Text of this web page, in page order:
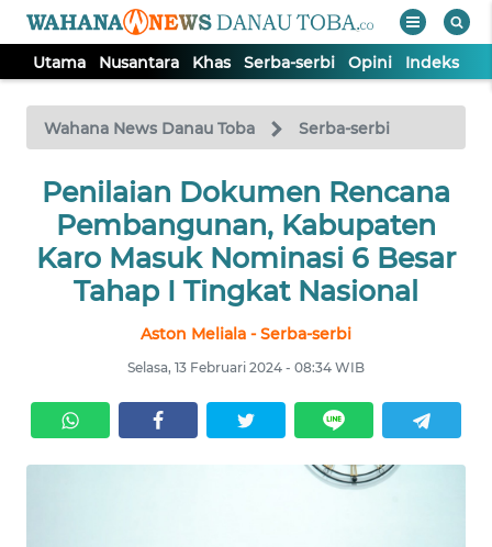
Utama Nusantara Khas Serba-serbi Opini Indeks
Wahana News Danau Toba Serba-serbi
Penilaian Dokumen Rencana
Pembangunan, Kabupaten
Karo Masuk Nominasi 6 Besar
Tahap I Tingkat Nasional
Aston Meliala - Serba-serbi
Selasa, 13 Februari 2024 - 08:34 WIB
TV
Tutup
UTAMA
NUSANTARA
SERBI
OPINI